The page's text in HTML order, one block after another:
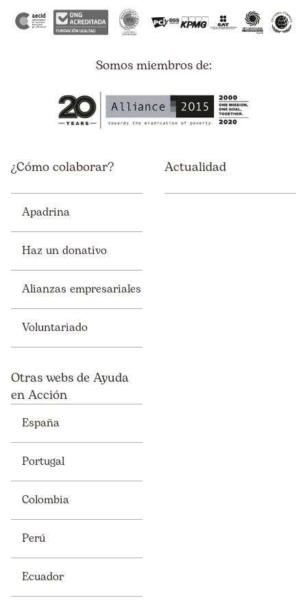
Somos miembros de:
¿Cómo colaborar?
Apadrina
Haz un donativo
Alianzas empresariales
Voluntariado
Actualidad
Otras webs de Ayuda
en Acción
España
Portugal
Colombia
Perú
Ecuador